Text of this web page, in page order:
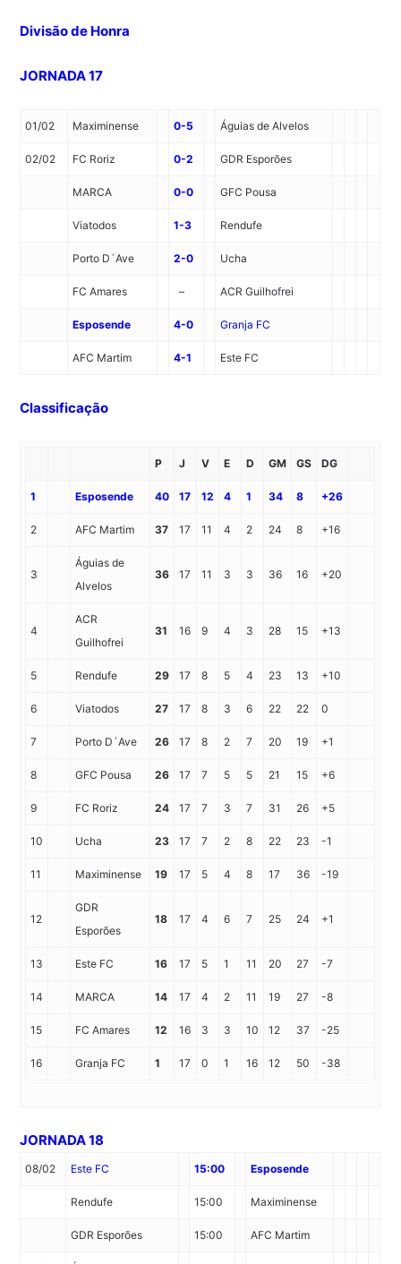
Divisão de Honra
JORNADA 17
01/02 Maximinense 0-5 Águias de Alvelos
02/02 FC Roriz 0-2 GDR Esporões
MARCA 0-0 GFC Pousa
Viatodos 1-3 Rendufe
Porto D´Ave 2-0 Ucha
FC Amares – ACR Guilhofrei
Esposende 4-0 Granja FC
AFC Martim 4-1 Este FC
Classificação
P J V E D GM GS DG
1 Esposende 40 17 12 4 1 34 8 +26
2 AFC Martim 37 17 11 4 2 24 8 +16
3
Águias de
Alvelos
36 17 11 3 3 36 16 +20
4
ACR
Guilhofrei
31 16 9 4 3 28 15 +13
5 Rendufe 29 17 8 5 4 23 13 +10
6 Viatodos 27 17 8 3 6 22 22 0
7 Porto D´Ave 26 17 8 2 7 20 19 +1
8 GFC Pousa 26 17 7 5 5 21 15 +6
9 FC Roriz 24 17 7 3 7 31 26 +5
10 Ucha 23 17 7 2 8 22 23 -1
11 Maximinense 19 17 5 4 8 17 36 -19
12
GDR
Esporões
18 17 4 6 7 25 24 +1
13 Este FC 16 17 5 1 11 20 27 -7
14 MARCA 14 17 4 2 11 19 27 -8
15 FC Amares 12 16 3 3 10 12 37 -25
16 Granja FC 1 17 0 1 16 12 50 -38
JORNADA 18
08/02 Este FC 15:00 Esposende
Rendufe 15:00 Maximinense
GDR Esporões 15:00 AFC Martim